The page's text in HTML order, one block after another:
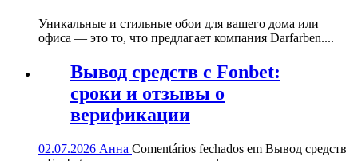
Уникальные и стильные обои для вашего дома или
офиса — это то, что предлагает компания Darfarben....
Вывод средств с Fonbet:
сроки и отзывы о
верификации
02.07.2026 Анна Comentários fechados em Вывод средств